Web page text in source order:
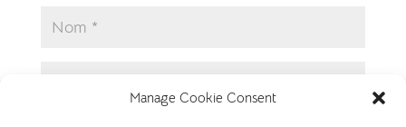
Manage Cookie Consent